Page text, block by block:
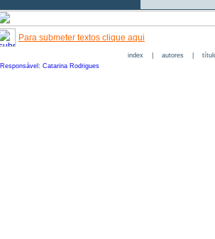
Para submeter textos clique aqui
index| autores|